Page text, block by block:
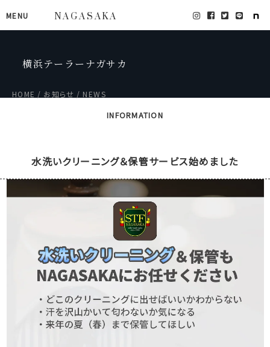
MENU NAGASAKA
横浜テーラーナガサカ
HOME お知らせ NEWS
INFORMATION
水洗いクリーニング＆保管サービス始めました